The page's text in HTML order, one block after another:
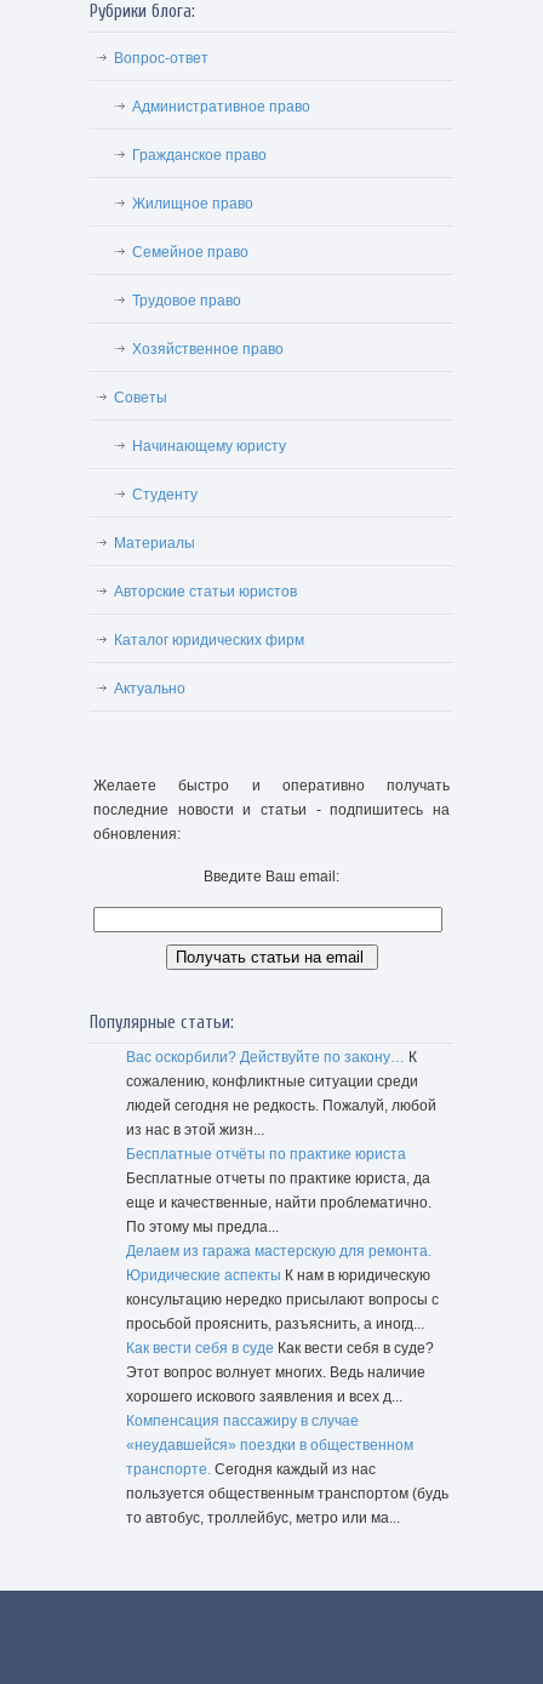
Рубрики блога:
Вопрос-ответ
Административное право
Гражданское право
Жилищное право
Семейное право
Трудовое право
Хозяйственное право
Советы
Начинающему юристу
Студенту
Материалы
Авторские статьи юристов
Каталог юридических фирм
Актуально
Желаете быстро и оперативно получать
последние новости и статьи - подпишитесь на
обновления:
Введите Ваш email:
Популярные статьи:
Вас оскорбили? Действуйте по закону… К
сожалению, конфликтные ситуации среди
людей сегодня не редкость. Пожалуй, любой
из нас в этой жизн...
Бесплатные отчёты по практике юриста
Бесплатные отчеты по практике юриста, да
еще и качественные, найти проблематично.
По этому мы предла...
Делаем из гаража мастерскую для ремонта.
Юридические аспекты К нам в юридическую
консультацию нередко присылают вопросы с
просьбой прояснить, разъяснить, а иногд...
Как вести себя в суде Как вести себя в суде?
Этот вопрос волнует многих. Ведь наличие
хорошего искового заявления и всех д...
Компенсация пассажиру в случае
«неудавшейся» поездки в общественном
транспорте. Сегодня каждый из нас
пользуется общественным транспортом (будь
то автобус, троллейбус, метро или ма...